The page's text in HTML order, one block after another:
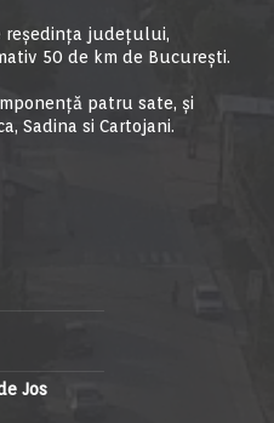
reşedinţa judeţului,
50 de km de Bucureşti.
patru sate, și
Sadina si Cartojani.
Jos